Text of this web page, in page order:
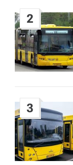
а
п
и
с
у
2
3